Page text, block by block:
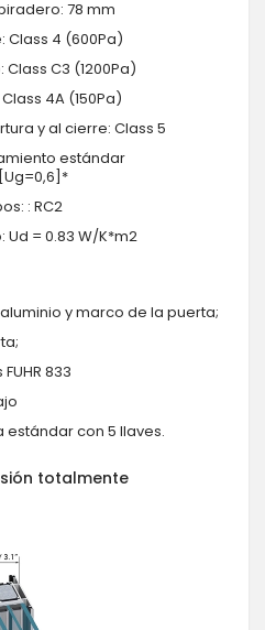
78 mm
Class 4 (600Pa)
C3 (1200Pa)
4A (150Pa)
y al cierre: Class 5
estándar
: RC2
Ud = 0.83 W/K*m2
y marco de la puerta;
833
con 5 llaves.
totalmente